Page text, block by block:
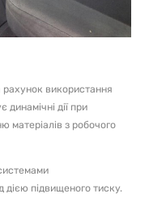
рахунок використання
динамічні дії при
матеріалів з робочого
дією підвищеного тиску.